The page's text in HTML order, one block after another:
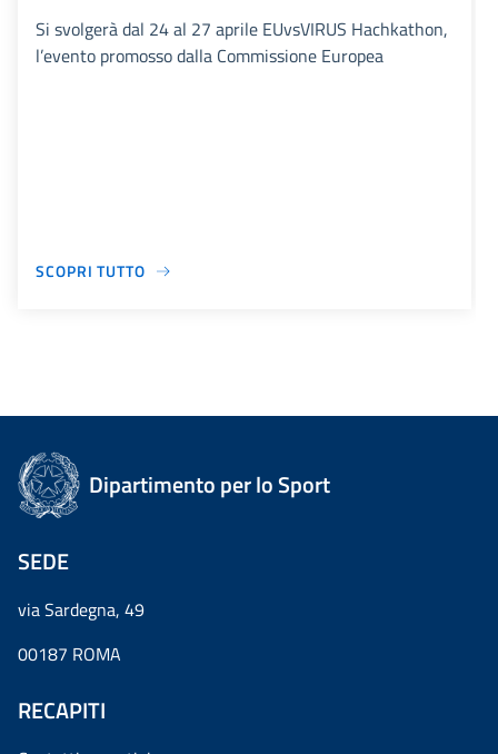
Si svolgerà dal 24 al 27 aprile EUvsVIRUS Hachkathon,
l’evento promosso dalla Commissione Europea
SCOPRI TUTTO
Dipartimento per lo Sport
SEDE
via Sardegna, 49
00187 ROMA
RECAPITI